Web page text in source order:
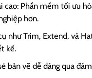
Phần mềm tối ưu
hơn.
như Trim, Extend, và
kế.
bản vẽ dễ dàng qua